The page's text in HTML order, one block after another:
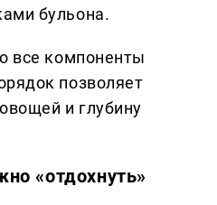
бульона.
все компоненты
позволяет
и глубину
«отдохнуть»